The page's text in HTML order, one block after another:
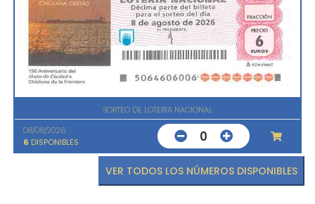
SORTEO DE LOTERIA NACIONAL
08/08/2026
6 DISPONIBLES 0
VER TODOS LOS NÚMEROS DISPONIBLES